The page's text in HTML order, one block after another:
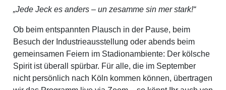
„Jede Jeck es anders – un zesamme sin mer stark!“
Ob beim entspannten Plausch in der Pause, beim
Besuch der Industrieausstellung oder abends beim
gemeinsamen Feiern im Stadionambiente: Der kölsche
Spirit ist überall spürbar. Für alle, die im September
nicht persönlich nach Köln kommen können, übertragen